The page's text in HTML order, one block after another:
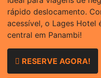
rápido deslocamento.
acessível, o Lages Hotel
central em Panambi!
RESERVE AGORA!